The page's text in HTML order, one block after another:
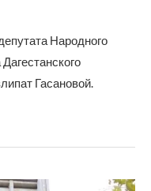
Народного
Гасановой.